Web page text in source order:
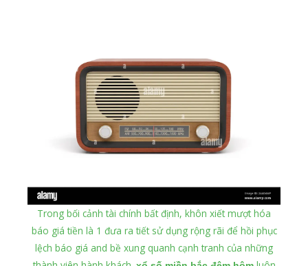
Trong bối cảnh tài chính bất định, khôn xiết mượt hóa
báo giá tiền là 1 đưa ra tiết sử dụng rộng rãi để hồi phục
lệch báo giá and bề xung quanh cạnh tranh của những